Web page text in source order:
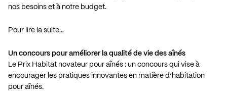
nos besoins et à notre budget.
Pour lire la suite…
Un concours pour améliorer la qualité de vie des aînés
Le Prix Habitat novateur pour aînés : un concours qui vise à
encourager les pratiques innovantes en matière d’habitation
pour aînés.